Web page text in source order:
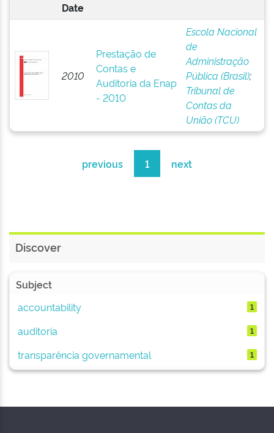
Date
2010
Prestação de
Contas e
Auditoria da Enap
- 2010
Escola Nacional
de
Administração
Pública (Brasil);
Tribunal de
Contas da
União (TCU)
previous 1 next
Discover
Subject
accountability
1
auditoria 1
transparência governamental 1